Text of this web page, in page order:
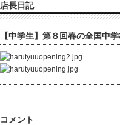
店長日記
【中学生】第８回春の全国中
コメント